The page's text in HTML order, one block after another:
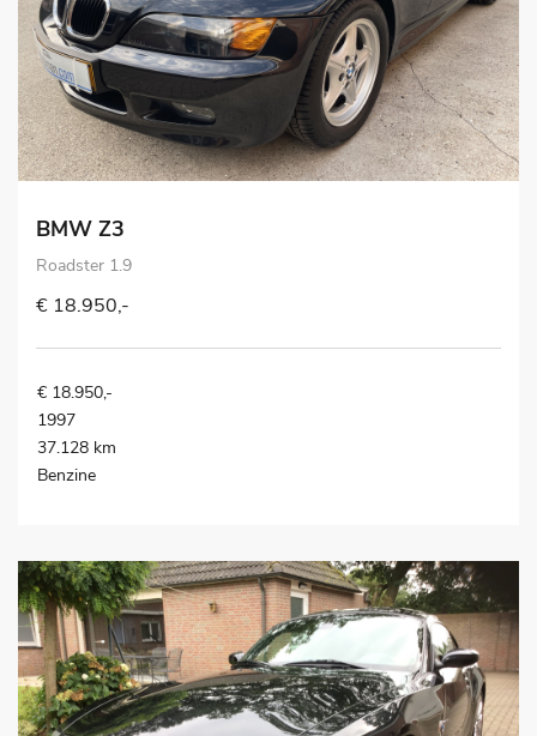
BMW Z3
Roadster 1.9
€ 18.950,-
€ 18.950,-
1997
37.128 km
Benzine